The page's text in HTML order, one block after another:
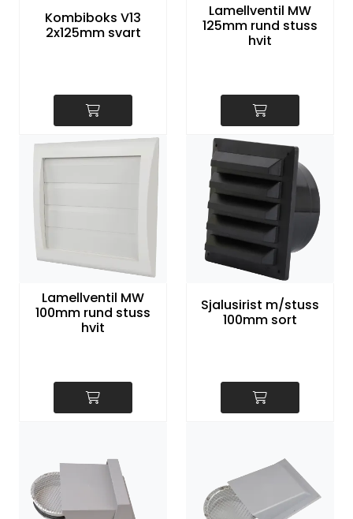
Kombiboks V13
2x125mm svart
Lamellventil MW
125mm rund stuss
hvit
Lamellventil MW
100mm rund stuss
hvit
Sjalusirist m/stuss
100mm sort